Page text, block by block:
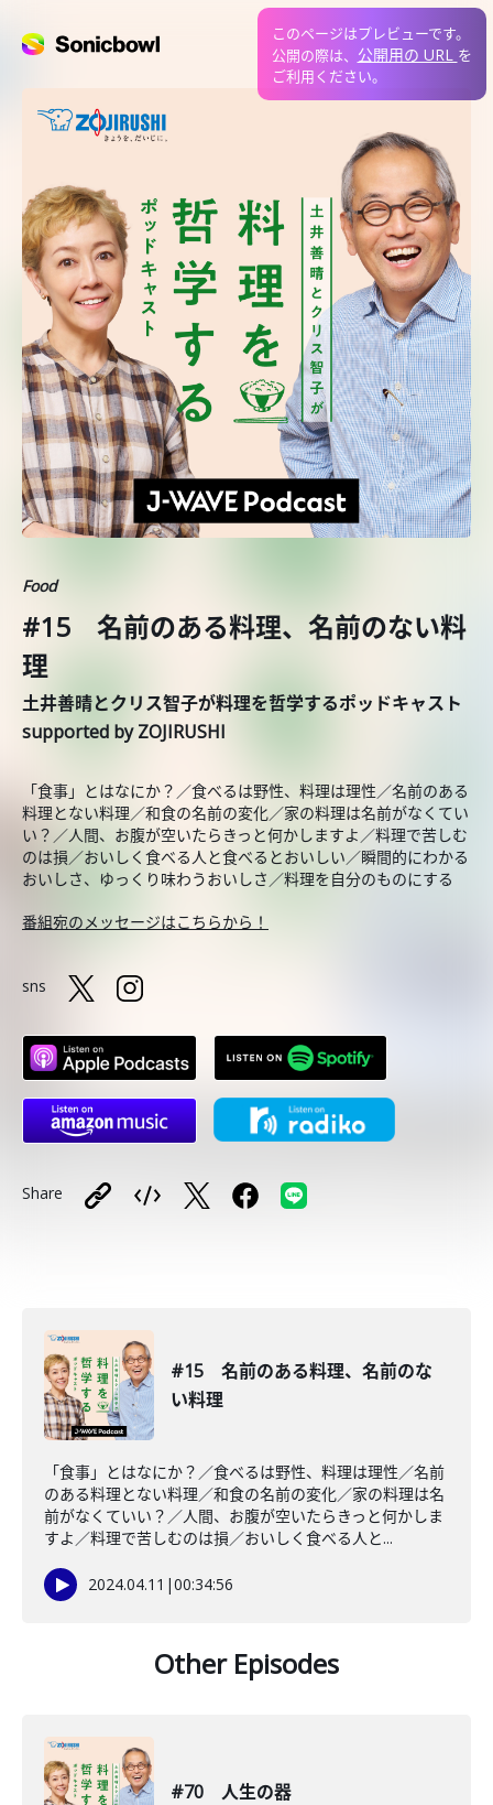
このページはプレビューです。
公開の際は、 公開用の URL を
ご利用ください。
Food
#15 名前のある料理、名前のない料
理
土井善晴とクリス智子が料理を哲学するポッドキャスト
supported by ZOJIRUSHI
「食事」とはなにか？／食べるは野性、料理は理性／名前のある
料理とない料理／和食の名前の変化／家の料理は名前がなくてい
い？／人間、お腹が空いたらきっと何かしますよ／料理で苦しむ
のは損／おいしく食べる人と食べるとおいしい／瞬間的にわかる
おいしさ、ゆっくり味わうおいしさ／料理を自分のものにする
番組宛のメッセージはこちらから！
sns
Share
#15 名前のある料理、名前のな
い料理
「食事」とはなにか？／食べるは野性、料理は理性／名前
のある料理とない料理／和食の名前の変化／家の料理は名
前がなくていい？／人間、お腹が空いたらきっと何かしま
すよ／料理で苦しむのは損／おいしく食べる人と...
2024.04.11 |00:34:56
Other Episodes
#70 人生の器